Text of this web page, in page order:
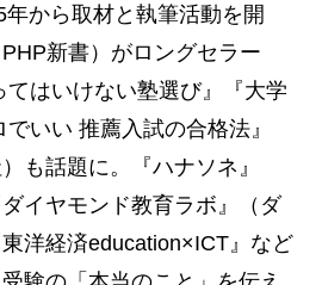
年から取材と執筆活動を開
新書）がロングセラー
てはいけない塾選び』『大学
いい 推薦入試の合格法』
も話題に。『ハナソネ』
ダイヤモンド教育ラボ』（ダ
洋経済education×ICT』など